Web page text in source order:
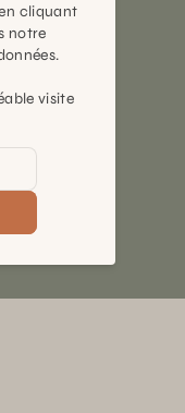
cliquant
notre
visite